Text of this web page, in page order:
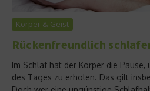
Körper & Geist
Rückenfreundlich
Im Schlaf hat der Körper die Pause,
des Tages zu erholen. Das gilt